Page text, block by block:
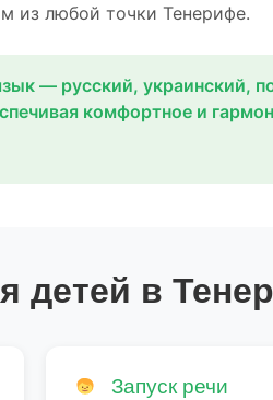
из любой точки Тенерифе.
— русский, украинский,
комфортное и
детей в
Запуск речи